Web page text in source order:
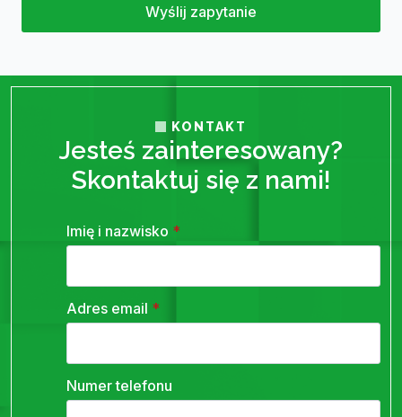
Wyślij zapytanie
KONTAKT
Jesteś zainteresowany?
Skontaktuj się z nami!
Imię i nazwisko *
Adres email *
Numer telefonu